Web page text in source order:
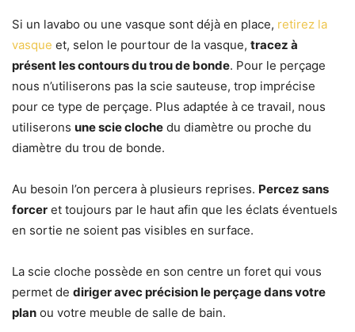
Si un lavabo ou une vasque sont déjà en place, retirez la
vasque et, selon le pourtour de la vasque, tracez à
présent les contours du trou de bonde. Pour le perçage
nous n’utiliserons pas la scie sauteuse, trop imprécise
pour ce type de perçage. Plus adaptée à ce travail, nous
utiliserons une scie cloche du diamètre ou proche du
diamètre du trou de bonde.
Au besoin l’on percera à plusieurs reprises. Percez sans
forcer et toujours par le haut afin que les éclats éventuels
en sortie ne soient pas visibles en surface.
La scie cloche possède en son centre un foret qui vous
permet de diriger avec précision le perçage dans votre
plan ou votre meuble de salle de bain.